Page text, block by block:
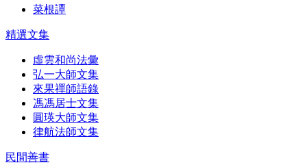
菜根譚
精選文集
虛雲和尚法彙
弘一大師文集
來果禪師語錄
馮馮居士文集
圓瑛大師文集
律航法師文集
民間善書